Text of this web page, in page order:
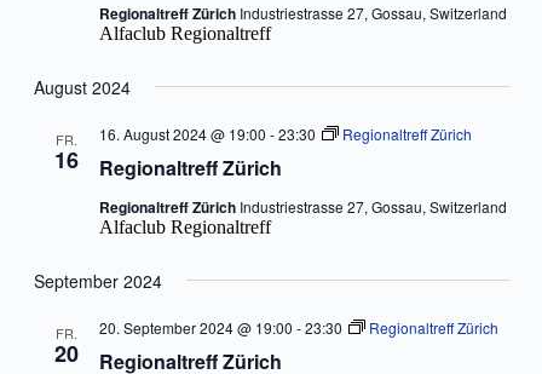
Regionaltreff Zürich Industriestrasse 27, Gossau, Switzerland
Alfaclub Regionaltreff
August 2024
FR.
16 Regionaltreff Zürich
16. August 2024 @ 19:00 -23:30 Regionaltreff Zürich
Regionaltreff Zürich Industriestrasse 27, Gossau, Switzerland
Alfaclub Regionaltreff
September 2024
FR.
20 Regionaltreff Zürich
20. September 2024 @ 19:00 -23:30 Regionaltreff Zürich